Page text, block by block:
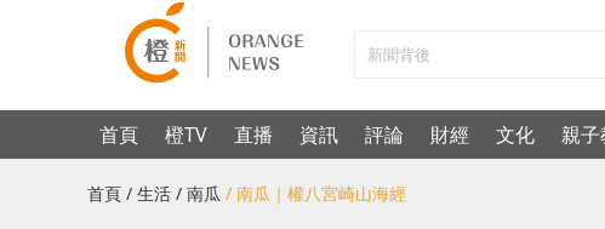
首頁 橙TV 直播 資訊 評論 財經 文化 親
首頁 / 生活 / 南瓜 / 南瓜｜權八宮崎山海經